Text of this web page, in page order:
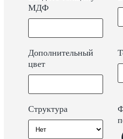
МДФ
Дополнительный
цвет
Структура